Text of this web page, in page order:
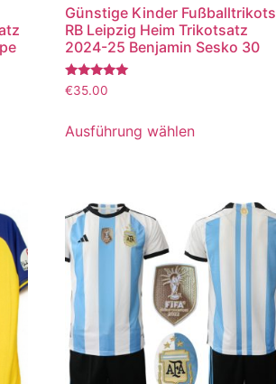
Günstige Kinder Fußballtrikots
RB Leipzig Heim Trikotsatz
2024-25 Benjamin Sesko 30
Bewertet
mit
von 5
€35.00
Ausführung wählen